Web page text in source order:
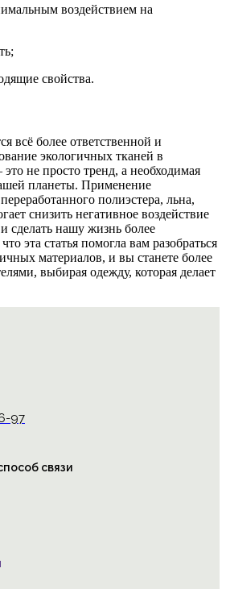
воздействием на
свойства.
всё более ответственной и
экологичных тканей в
не просто тренд, а необходимая
планеты. Применение
полиэстера, льна,
снизить негативное воздействие
сделать нашу жизнь более
эта статья помогла вам разобраться
материалов, и вы станете более
выбирая одежду, которая делает
97
связи